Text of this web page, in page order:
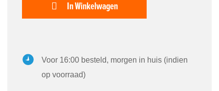
In Winkelwagen
Voor 16:00 besteld, morgen in huis (indien
op voorraad)